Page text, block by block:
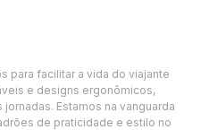
para facilitar a vida do viajante
e designs ergonômicos,
Estamos na vanguarda
de praticidade e estilo no